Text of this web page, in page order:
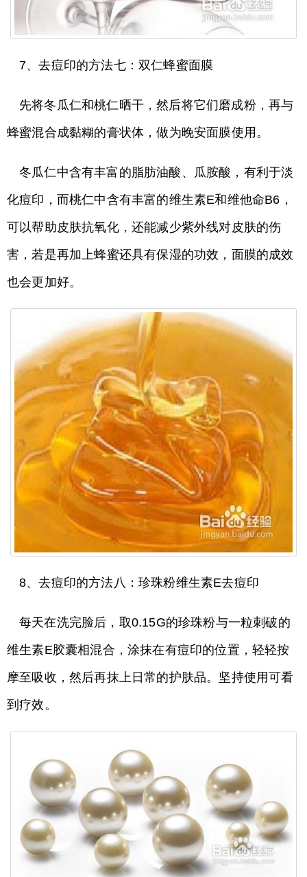
7、去痘印的方法七：双仁蜂蜜面膜
先将冬瓜仁和桃仁晒干，然后将它们磨成粉，再与
蜂蜜混合成黏糊的膏状体，做为晚安面膜使用。
冬瓜仁中含有丰富的脂肪油酸、瓜胺酸，有利于淡
化痘印，而桃仁中含有丰富的维生素E和维他命B6，
可以帮助皮肤抗氧化，还能减少紫外线对皮肤的伤
害，若是再加上蜂蜜还具有保湿的功效，面膜的成效
也会更加好。
8、去痘印的方法八：珍珠粉维生素E去痘印
每天在洗完脸后，取0.15G的珍珠粉与一粒刺破的
维生素E胶囊相混合，涂抹在有痘印的位置，轻轻按
摩至吸收，然后再抹上日常的护肤品。坚持使用可看
到疗效。